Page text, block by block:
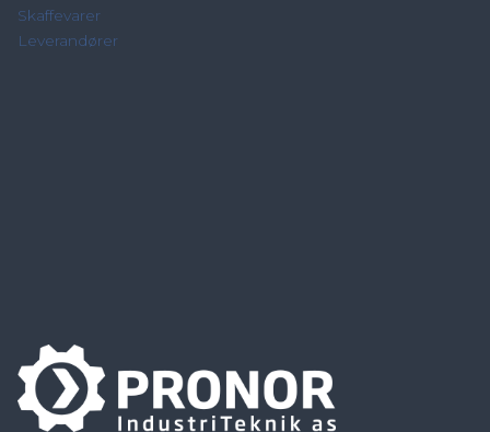
Skaffevarer
Leverandører